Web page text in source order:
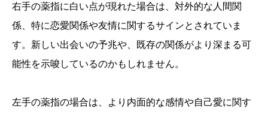
右手の薬指に白い点が現れた場合は、対外的な人間関
係、特に恋愛関係や友情に関するサインとされていま
す。新しい出会いの予兆や、既存の関係がより深まる可
能性を示唆しているのかもしれません。
左手の薬指の場合は、より内面的な感情や自己愛に関す